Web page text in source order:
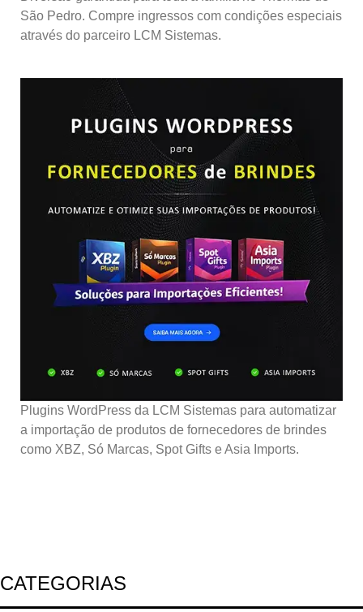
São Pedro. Compre ingressos com condições especiais
através do parceiro LCM Sistemas.
Plugins WordPress da LCM Sistemas para automatizar
a importação de produtos de fornecedores de brindes
como XBZ, Só Marcas, Spot Gifts e Asia Imports.
CATEGORIAS